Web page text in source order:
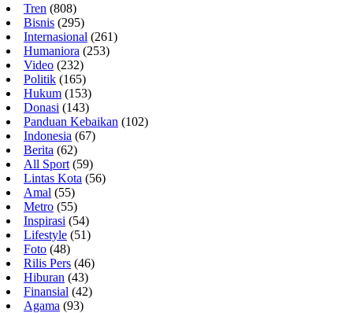
Tren (808)
Bisnis (295)
Internasional (261)
Humaniora (253)
Video (232)
Politik (165)
Hukum (153)
Donasi (143)
Panduan Kebaikan (102)
Indonesia (67)
Berita (62)
All Sport (59)
Lintas Kota (56)
Amal (55)
Metro (55)
Inspirasi (54)
Lifestyle (51)
Foto (48)
Rilis Pers (46)
Hiburan (43)
Finansial (42)
Agama (93)